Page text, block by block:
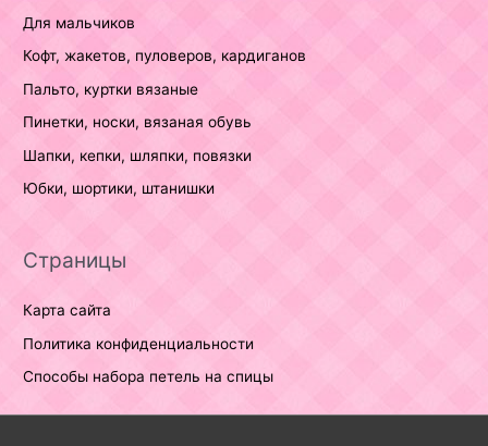
Для мальчиков
Кофт, жакетов, пуловеров, кардиганов
Пальто, куртки вязаные
Пинетки, носки, вязаная обувь
Шапки, кепки, шляпки, повязки
Юбки, шортики, штанишки
Страницы
Карта сайта
Политика конфиденциальности
Способы набора петель на спицы